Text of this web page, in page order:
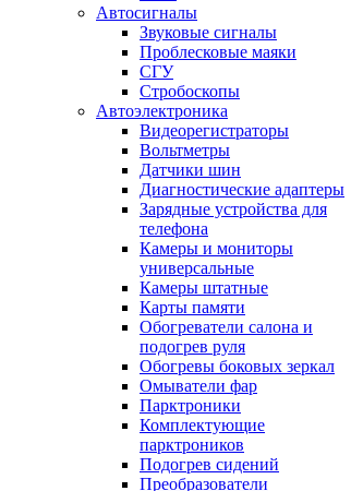
Автосигналы
Звуковые сигналы
Проблесковые маяки
СГУ
Стробоскопы
Автоэлектроника
Видеорегистраторы
Вольтметры
Датчики шин
Диагностические адаптеры
Зарядные устройства для
телефона
Камеры и мониторы
универсальные
Камеры штатные
Карты памяти
Обогреватели салона и
подогрев руля
Обогревы боковых зеркал
Омыватели фар
Парктроники
Комплектующие
парктроников
Подогрев сидений
Преобразователи